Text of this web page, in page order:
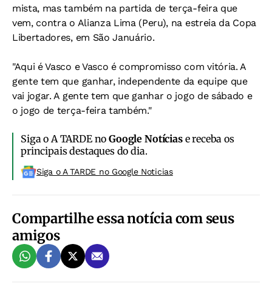
mista, mas também na partida de terça-feira que
vem, contra o Alianza Lima (Peru), na estreia da Copa
Libertadores, em São Januário.
"Aqui é Vasco e Vasco é compromisso com vitória. A
gente tem que ganhar, independente da equipe que
vai jogar. A gente tem que ganhar o jogo de sábado e
o jogo de terça-feira também."
Siga o A TARDE noGoogle Notíciase receba os
principais destaques do dia.
Siga o A TARDE no Google Noticias
Compartilhe essa notícia com seus
amigos